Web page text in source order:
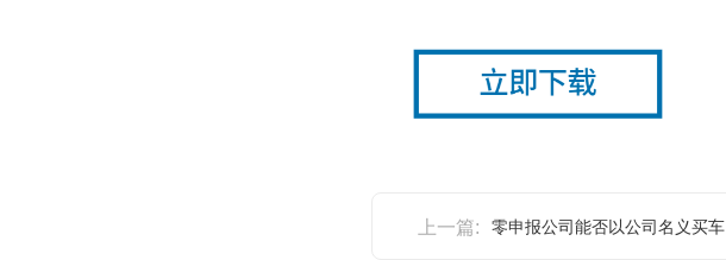
上一篇: 零申报公司能否以公司名义买车